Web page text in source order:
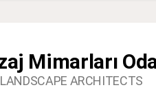
Mimarları
ARCHITECTS